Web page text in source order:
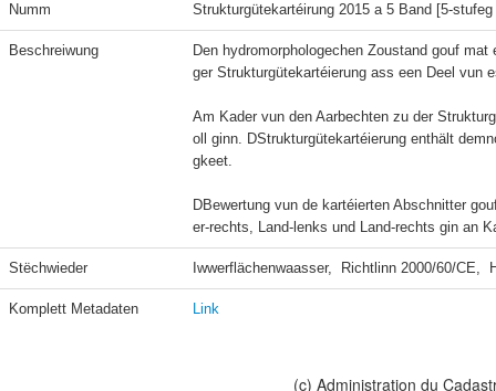
Numm Strukturgütekartéirung 2015 a 5 Band [5-
Beschreiwung
Den hydromorphologechen Zoustand gouf
ger Strukturgütekartéierung ass een Deel vun
Am Kader vun den Aarbechten zu der
oll ginn. DStrukturgütekartéierung enthält
gkeet.
DBewertung vun de kartéierten Abschnitter
er-rechts, Land-lenks und Land-rechts gin an
Stëchwieder Iwwerflächenwaasser,  Richtlinn 2000/60/CE,
Komplett Metadaten Link
(c) Administration du